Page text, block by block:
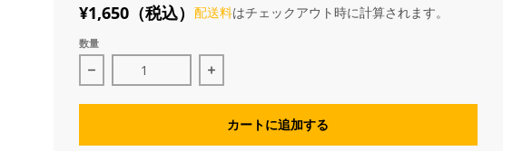
¥1,650（税込） 配送料はチェックアウト時に計算されます。
数量
映画「きみの色」 フォンタブの数量を減らす
映画「きみの色」 フォンタブの数量を増やす
カートに追加する